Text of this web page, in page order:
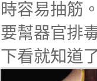
時容易抽筋。
要幫器官排
下看就知道